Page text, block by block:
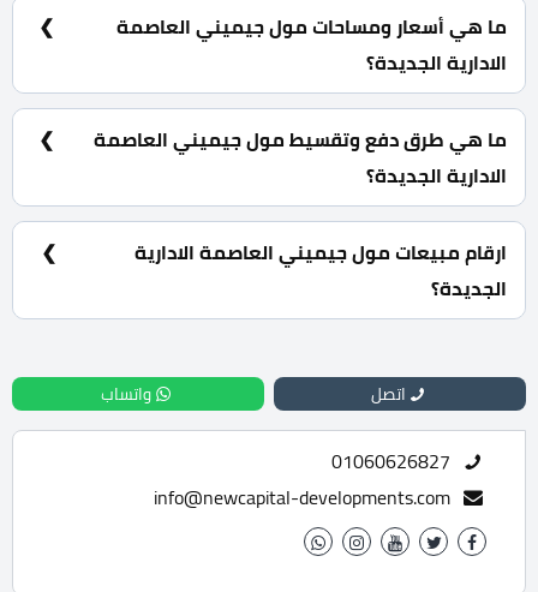
المركزي مباشرة الذي يربط بين المحور الشرقي والغربي.
ما هي أسعار ومساحات مول جيميني العاصمة
الادارية الجديدة؟
وحدات استثمارية بمساحات تبدأ من 20 متر مربع كما يبدأ
السعر من 5,227,200 جنية.
ما هي طرق دفع وتقسيط مول جيميني العاصمة
الادارية الجديدة؟
10% مقدم حجز و أيضا تقسيط الباقي من المبلغ بالتساوي
على 10 سنوات دون فوائد سنوية.
ارقام مبيعات مول جيميني العاصمة الادارية
الجديدة؟
للحجز والاستفسار تواصل معنا الان : 01060626827
اتصل واتساب
01060626827
info@newcapital-developments.com